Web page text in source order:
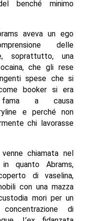
benché minimo
aveva un ego
delle
soprattutto, una
che gli rese
spese che si
booker si era
a causa
e perché non
chi lavorasse
chiamata nel
quanto Abrams,
di vaselina,
con una mazza
mori per un
di